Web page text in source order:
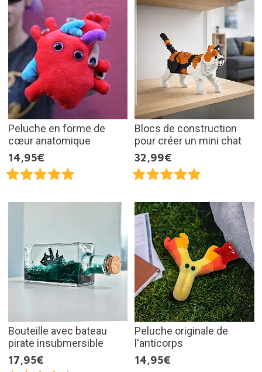
Peluche en forme de
cœur anatomique
14,95€
Blocs de construction
pour créer un mini chat
32,99€
Bouteille avec bateau
pirate insubmersible
17,95€
Peluche originale de
l'anticorps
14,95€